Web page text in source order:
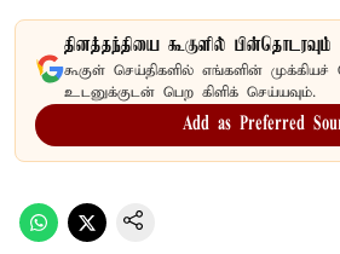
தினத்தந்தியை கூகுளில் பின்தொடரவும்
கூகுள் செய்திகளில் எங்களின்
உடனுக்குடன் பெற கிளிக் செய்யவும்.
Add as Preferred